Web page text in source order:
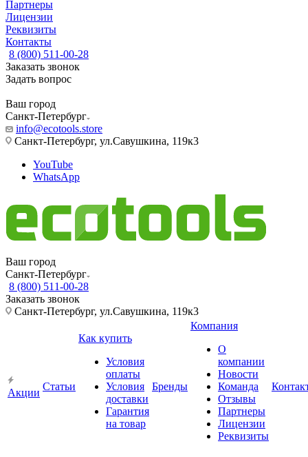
Партнеры
Лицензии
Реквизиты
Контакты
8 (800) 511-00-28
Заказать звонок
Задать вопрос
Ваш город
Санкт-Петербург
info@ecotools.store
Санкт-Петербург, ул.Савушкина, 119к3
YouTube
WhatsApp
Ваш город
Санкт-Петербург
8 (800) 511-00-28
Заказать звонок
Санкт-Петербург, ул.Савушкина, 119к3
Акции
Статьи
Как купить
Условия
оплаты
Условия
доставки
Гарантия
на товар
Бренды
Компания
О
компании
Новости
Команда
Отзывы
Партнеры
Лицензии
Реквизиты